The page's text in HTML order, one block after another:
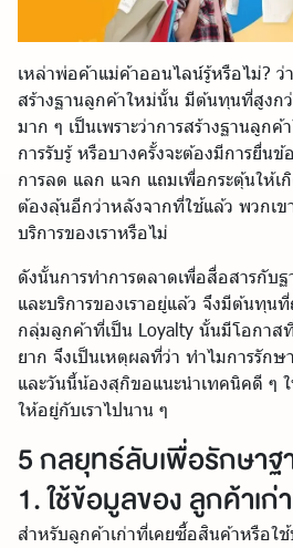
เหล่าพ่อค้าแม่ค้าออนไลน์รู้หรือไม่? ว่
สร้างฐานลูกค้าใหม่นั้น มีต้นทุนที่สูงก
มาก ๆ เป็นเพราะว่าการสร้างฐานลูกค้
การรับรู้ หรือบางครั้งจะต้องมีการยื่น
การลด แลก แจก แถมเพื่อกระตุ้นให้เ
ต้องลุ้นอีกว่าหลังจากที่ใช้แล้ว พวกเ
บริการของเราหรือไม่
ดังนั้นการทำการตลาดเพื่อสื่อสารกับ
และบริการของเราอยู่แล้ว จึงมีต้นทุ
กลุ่มลูกค้าที่เป็น Loyalty นั้นมีโอกาส
ยาก จึงเป็นเหตุผลที่ว่า ทำไมการรัก
และวันนี้น้องสุกิขอแนะนำเทคนิคดี ๆ
ให้อยู่กับเราไปนาน ๆ
5 กลยุทธ์ลับเพื่อรักษาฐ
1. ใช้ข้อมูลของ ลูกค้าเก่
สำหรับลูกค้าเก่าที่เคยซื้อสินค้าหรือใช้